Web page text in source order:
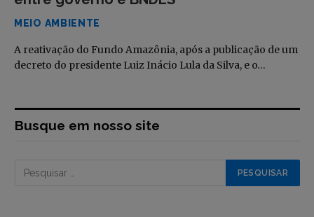
MEIO AMBIENTE
A reativação do Fundo Amazônia, após a publicação de um
decreto do presidente Luiz Inácio Lula da Silva, e o…
Busque em nosso site